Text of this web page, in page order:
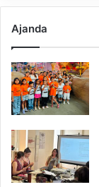
Ajanda